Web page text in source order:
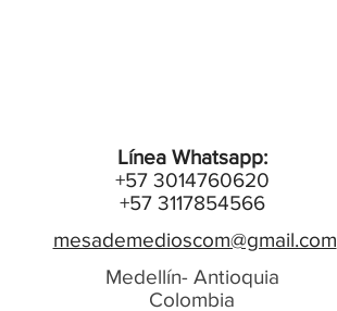
Línea Whatsapp:
+57 3014760620
+57 3117854566
mesademedioscom@gmail.com
Medellín- Antioquia
Colombia